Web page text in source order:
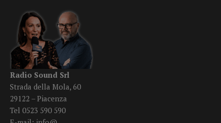
Radio Sound Srl
Strada della Mola, 60
29122 – Piacenza
Tel 0523 590 590